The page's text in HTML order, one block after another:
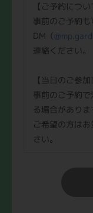
【ご予約につい
事前のご予約も
DM（
連絡ください。
【当日のご参加
事前のご予約
る場合がありま
ご希望の方は
さい。